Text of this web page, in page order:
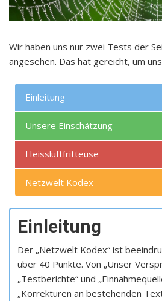
Wir haben uns nur zwei Tests der
angesehen. Das hat gereicht, um
Einleitung
Unsere Einschätzung
Heissluftfritteuse
Netzwelt Kodex
Einleitung
Der „Netzwelt Kodex“ ist
über 40 Punkte. Von „Unser
„Testberichte“ und
„Korrekturen an bestehenden